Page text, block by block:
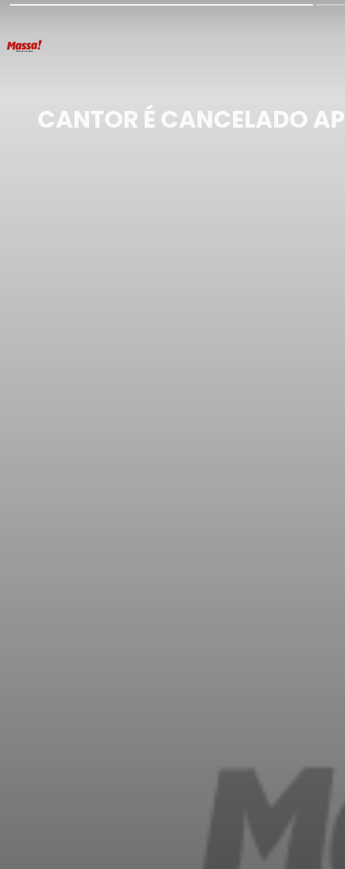
CANTOR É CANCELADO